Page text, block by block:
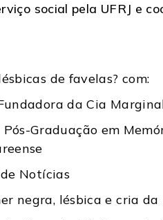
social pela UFRJ e
de favelas? com:
da Cia
Graduação em
Notícias
negra, lésbica e cria da